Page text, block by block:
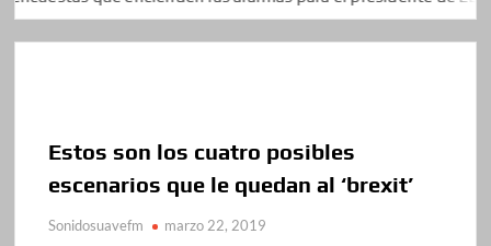
Estos son los cuatro posibles
escenarios que le quedan al ‘brexit’
Sonidosuavefm marzo 22, 2019